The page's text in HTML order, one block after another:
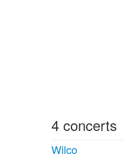
4 concerts
Wilco